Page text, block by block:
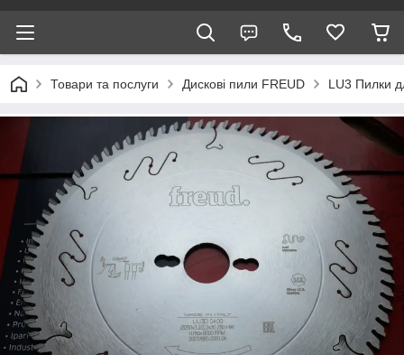
Товари та послуги Дискові пили FREUD LU3 Пилки